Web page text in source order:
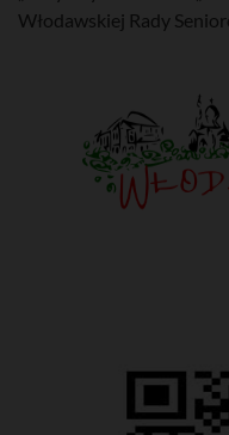
Włodawskiej Rady